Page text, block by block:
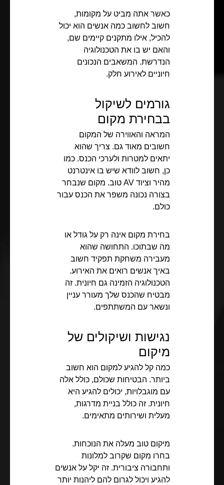
כאשר אתה מביט על מקומות,
חשוב לחשוב כמה אנשים הוא יכול
להכיל, אילו מתקנים קיימים שם,
והאם יש בו את הטכנולוגיה
הנדרשת. המשאבים הנכונים
חיוניים לאירוע חלק.
גורמים לשיקול
בבחירת מקום
המראה והאווירה של המקום
חשובים מאוד גם. צריך שהוא
יתאים למטרות ולערכי הכנס. כמו
כן, חשוב לוודא שיש בו אינטרנט
מהיר וציוד AV טוב. מקום שנבחר
בצורה נכונה משפר את הכנס עבור
כולם.
בחירת מקום אינה רק על גודל או
מה שבתוכו. התחושה שהוא
מעבירה משחקת תפקיד חשוב
באיך אנשים רואים את האירוע.
הטכנולוגיה הזמינה גם חיונית. זה
מבטיח שהכנס שלך מעורר עניין
ונשאר עם המשתתפים.
נגישות ושיקולים של
מיקום
כמה קל להגיע למקום הוא חשוב
ביותר. הבטיחות שכולם, כולל אלה
עם מוגבלויות, יכולים להגיע היא
חיונית. זה כולל בניית מדרגות,
מעלית ושירותים מתאימים.
מיקום טוב מעלה את הנוכחות.
בחרו מקום שקרוב למלונות
ותחבורה ציבורית. זה יקל על אנשים
להגיע ויכול לגרום להם ליהנות יותר